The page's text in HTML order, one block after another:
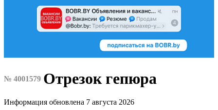
№ 4001579 Отрезок гепюра
Информация обновлена 7 августа 2026